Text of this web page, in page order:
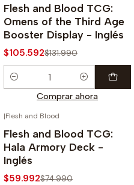
-20%
Flesh and Blood TCG:
Omens of the Third Age
Booster Display - Inglés
$105.592$131.990
Cantidad
Comprar ahora
-20%
|Flesh and Blood
Flesh and Blood TCG:
Hala Armory Deck -
Inglés
$59.992$74.990